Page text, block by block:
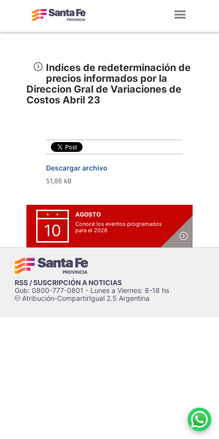
Indices de redeterminación de
precios informados por la
Direccion Gral de Variaciones de
Costos Abril 23
Descargar archivo
51,86 kB
10
AGOSTO
Conocé los eventos programados
para el 2026
RSS / SUSCRIPCIÓN A NOTICIAS
Gob: 0800-777-0801 - Lunes a Viernes: 8-18 hs
cAtribución-CompartirIgual 2.5 Argentina